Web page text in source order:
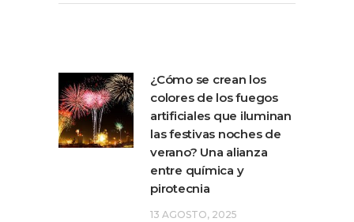
¿Cómo se crean los
colores de los fuegos
artificiales que iluminan
las festivas noches de
verano? Una alianza
entre química y
pirotecnia
13 AGOSTO, 2025